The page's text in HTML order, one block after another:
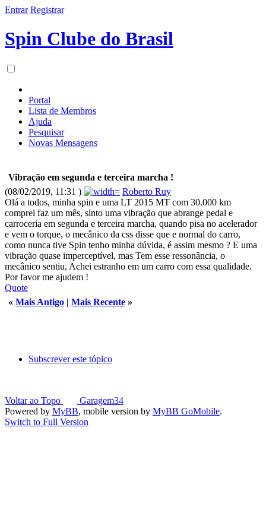
Entrar Registrar
Spin Clube do Brasil
Portal
Lista de Membros
Ajuda
Pesquisar
Novas Mensagens
Vibração em segunda e terceira marcha !
(08/02/2019, 11:31 )
Roberto Ruy
Olá a todos, minha spin e uma LT 2015 MT com 30.000 km
comprei faz um mês, sinto uma vibração que abrange pedal e
carroceria em segunda e terceira marcha, quando pisa no acelerador
e vem o torque, o mecânico da css disse que e normal do carro,
como nunca tive Spin tenho minha dúvida, é assim mesmo ? E uma
vibração quase imperceptível, mas Tem esse ressonância, o
mecânico sentiu, Achei estranho em um carro com essa qualidade.
Por favor me ajudem !
Quote
« Mais Antigo | Mais Recente »
Subscrever este tópico
Voltar ao Topo
Garagem34
Powered by MyBB, mobile version by MyBB GoMobile.
Switch to Full Version